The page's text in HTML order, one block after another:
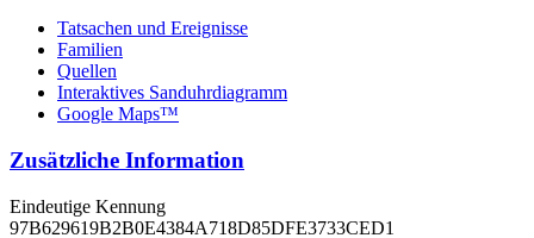
Tatsachen und Ereignisse
Familien
Quellen
Interaktives Sanduhrdiagramm
Google Maps™
Zusätzliche Information
Eindeutige Kennung
97B629619B2B0E4384A718D85DFE3733CED1